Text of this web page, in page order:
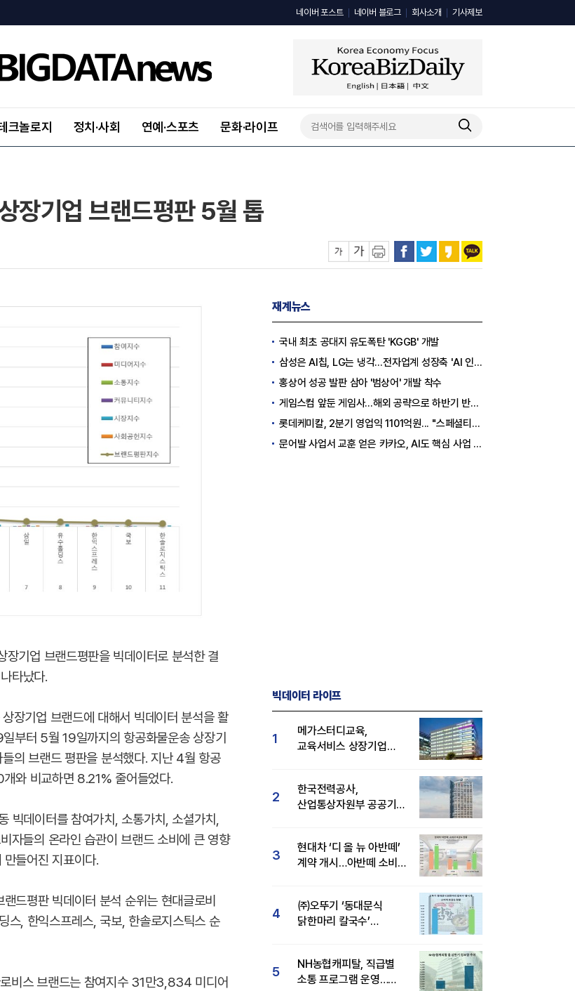
네이버 포스트 네이버 블로그 회사소개 기사제보
크놀로지 정치·사회 연예·스포츠 문화·라이프
장기업 브랜드평판 5월 톱
기업 브랜드평판을 빅데이터로 분석한 결
타났다.
장기업 브랜드에 대해서 빅데이터 분석을 활
부터 5월 19일까지의 항공화물운송 상장기
의 브랜드 평판을 분석했다. 지난 4월 항공
와 비교하면 8.21% 줄어들었다.
빅데이터를 참여가치, 소통가치, 소셜가치,
자들의 온라인 습관이 브랜드 소비에 큰 영향
들어진 지표이다.
드평판 빅데이터 분석 순위는 현대글로비
, 한익스프레스, 국보, 한솔로지스틱스 순
비스 브랜드는 참여지수 31만3,834 미디어
재계뉴스
국내 최초 공대지 유도폭탄 'KGGB' 개발
삼성은 AI칩, LG는 냉각…전자업계 성장축 'AI 인프라'로 이동
홍상어 성공 발판 삼아 '범상어' 개발 착수
게임스컴 앞둔 게임사…해외 공략으로 하반기 반등 꾀한다
롯데케미칼, 2분기 영업익 1101억원... "스페셜티 전환 가속"
문어발 사업서 교훈 얻은 카카오, AI도 핵심 사업 '선택과 집중'
빅데이터 라이프
1
메가스터디교육,
교육서비스 상장기업
2
한국전력공사,
산업통상자원부 공공기관
3
현대차 ‘디 올 뉴 아반떼’
계약 개시…아반떼 소비자
4
㈜오뚜기 ‘동대문식
닭한마리 칼국수’
5
NH농협캐피탈, 직급별
소통 프로그램 운영…